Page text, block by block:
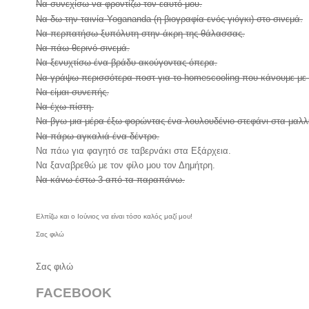
Να συνεχίσω να φροντίζω τον εαυτό μου.
Να δω την ταινία Yogananda (η βιογραφία ενός γιόγκι) στο σινεμά.
Να περπατήσω ξυπόλυτη στην άκρη της θάλασσας.
Να πάω θερινό σινεμά.
Να ξενυχτίσω ένα βράδυ ακούγοντας όπερα.
Να γράψω περισσότερα ποστ για το homescooling που κάνουμε με
Να είμαι συνεπής.
Να έχω πίστη.
Να βγω μια μέρα έξω φορώντας ένα λουλουδένιο στεφάνι στα
Να πάρω αγκαλιά ένα δέντρο.
Να πάω για φαγητό σε ταβερνάκι στα Εξάρχεια.
Να ξαναβρεθώ με τον φίλο μου τον Δημήτρη.
Να κάνω έστω 3 από τα παραπάνω.
Ελπίζω και ο Ιούνιος να είναι τόσο καλός μαζί μου!
Σας φιλώ
Σας φιλώ
FACEBOOK